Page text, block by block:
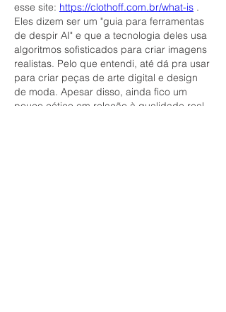
esse site: https://clothoff.com.br/what-is .
Eles dizem ser um "guia para ferramentas
de despir AI" e que a tecnologia deles usa
algoritmos sofisticados para criar imagens
realistas. Pelo que entendi, até dá pra usar
para criar peças de arte digital e design
de moda. Apesar disso, ainda fico um
pouco cético em relação à qualidade real